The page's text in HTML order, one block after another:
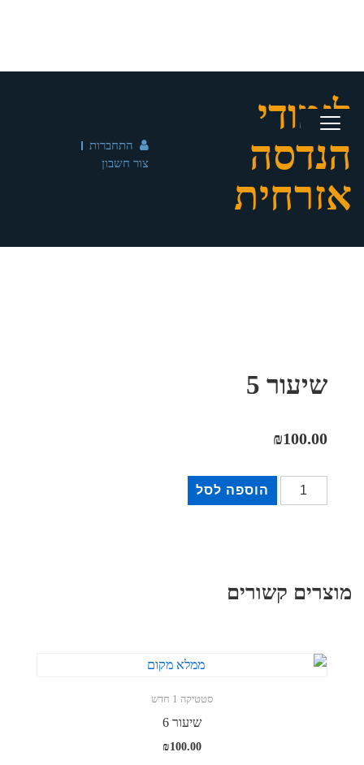
לימודי
הנדסה
אזרחית
התחברות
צור חשבון
שיעור 5
₪100.00
כמות
של
הוספה לסל
מוצרים קשורים
סטטיקה 1 חדש
שיעור 6
₪100.00